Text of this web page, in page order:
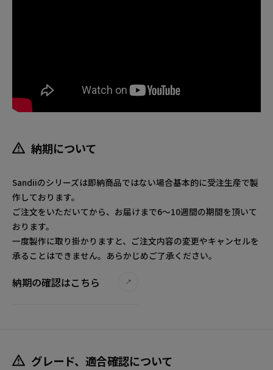
納期について
Sandiiのシリーズは即納商品ではない場合基本的に受注生産で製
作しております。
ご注文をいただいてから、お届けまで6～10週間の期間を頂いて
おります。
一度製作に取り掛かりますと、ご注文内容の変更やキャンセルを
承ることはできません。あらかじめご了承ください。
納期の確認はこちら
グレード、適合確認について